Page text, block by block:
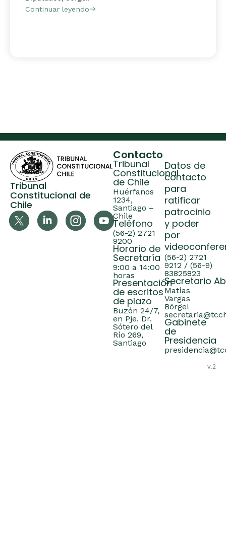
Continuar leyendo
Tribunal
Constitucional de
Chile
Contacto
Tribunal
Constitucional
de Chile
Huérfanos
1234,
Santiago –
Chile
Teléfono
(56-2) 2721
9200
Horario de
Secretaría
9:00 a 14:00
horas
Presentación
de escritos
de plazo
Buzón 24/7,
en Pje. Dr.
Sótero del
Río 269,
Santiago
Datos de
contacto
para
ratificar
patrocinio
y poder
por
(56-2) 2721
9212 / (56-9)
83825823
Secretario
Matías
Vargas
Börgel
Gabinete
de
Presidencia
v.2